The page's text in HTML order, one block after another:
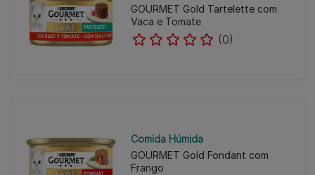
GOURMET Gold Tartelette com
Vaca e Tomate
(0)
Comida Húmida
GOURMET Gold Fondant com
Frango